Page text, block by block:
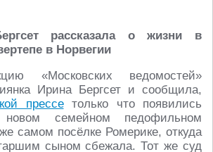
рассказала о жизни в
в Норвегии
«Московских ведомостей»
Ирина Бергсет и сообщила,
прессетолько что появились
семейном педофильном
самом посёлке Ромерике, откуда
сыном сбежала. Тот же суд